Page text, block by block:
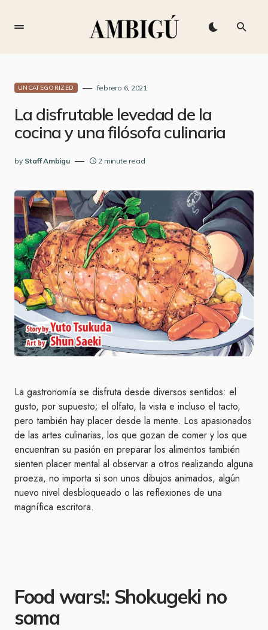
UNCATEGORIZED febrero 6, 2021
La disfrutable levedad de la
cocina y una filósofa culinaria
by Staff Ambigu 2 minute read
La gastronomía se disfruta desde diversos sentidos: el
gusto, por supuesto; el olfato, la vista e incluso el tacto,
pero también hay placer desde la mente. Los apasionados
de las artes culinarias, los que gozan de comer y los que
encuentran su pasión en preparar los alimentos también
sienten placer mental al observar a otros realizando alguna
proeza, no importa si son unos dibujos animados, algún
nuevo nivel desbloqueado o las reflexiones de una
magnífica escritora.
Food wars!: Shokugeki no
soma